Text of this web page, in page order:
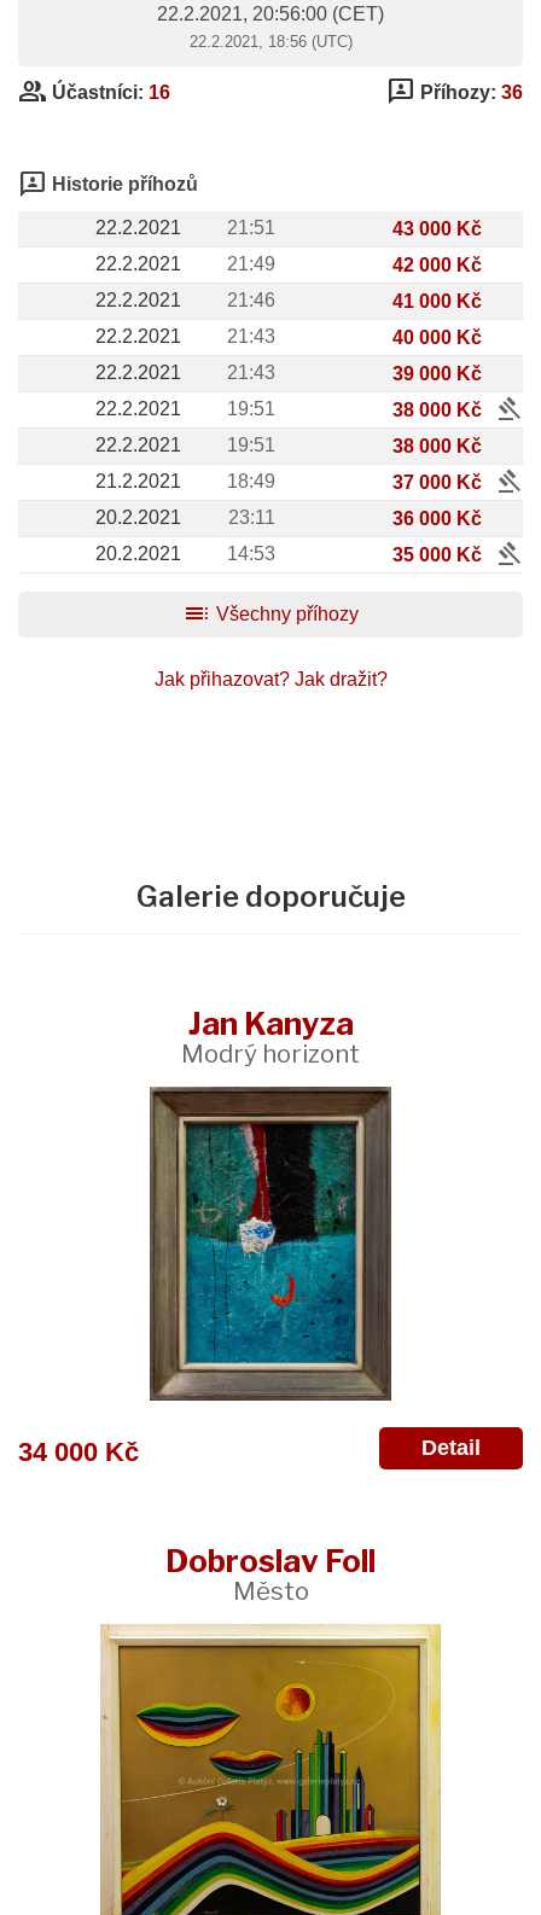
22.2.2021, 20:56:00 (CET)
22.2.2021, 18:56 (UTC)
group Účastníci: 16 3p Příhozy: 36
3p Historie příhozů
22.2.2021 21:51
43 000 Kč
22.2.2021
21:49
42 000 Kč
22.2.2021
21:46
41 000 Kč
22.2.2021
21:43
40 000 Kč
22.2.2021
21:43
39 000 Kč
22.2.2021
19:51 38 000 Kč gavel
22.2.2021 19:51
38 000 Kč
21.2.2021
18:49 37 000 Kč gavel
20.2.2021 23:11
36 000 Kč
20.2.2021
14:53 35 000 Kč
gavel
toc Všechny příhozy
Jak přihazovat? Jak dražit?
Galerie doporučuje
Jan Kanyza
Modrý horizont
34 000 Kč Detail
Dobroslav Foll
Město